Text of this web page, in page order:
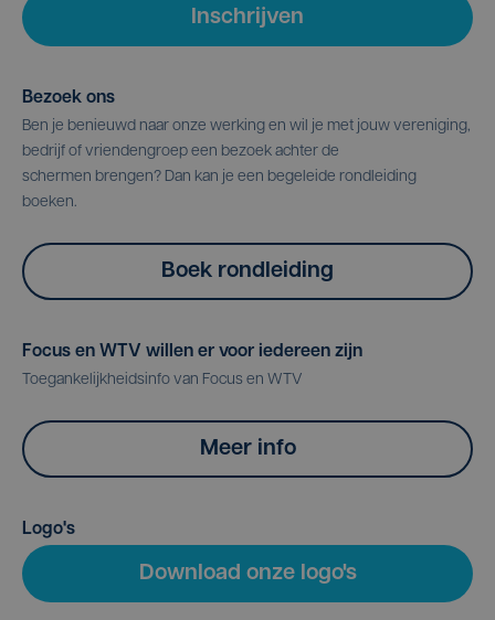
Inschrijven
Bezoek ons
Ben je benieuwd naar onze werking en wil je met jouw vereniging,
bedrijf of vriendengroep een bezoek achter de
schermen brengen? Dan kan je een begeleide rondleiding
boeken.
Boek rondleiding
Focus en WTV willen er voor iedereen zijn
Toegankelijkheidsinfo van Focus en WTV
Meer info
Logo's
Download onze logo's